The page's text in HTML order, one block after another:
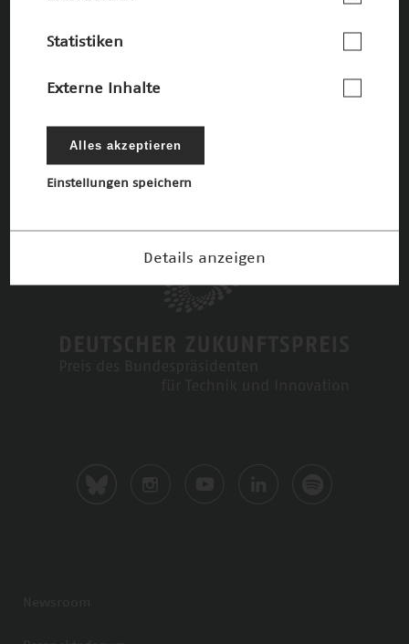
Diese Unternehmen und Stiftungen
fördern den Deutschen Zukunftspreis und
Die Förderer
Statistiken
Externe Inhalte
Alles akzeptieren
Einstellungen speichern
Details anzeigen